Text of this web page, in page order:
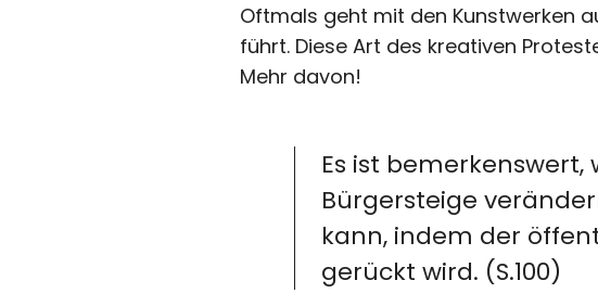
Oftmals geht mit den Kunstwerken
führt. Diese Art des kreativen
Mehr davon!
Es ist
Bürgersteige
kann, indem der
gerückt wird. (S.100)